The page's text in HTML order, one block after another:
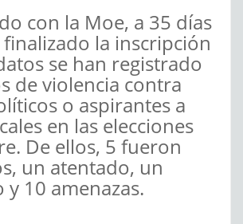
con la Moe, a 35 días
la inscripción
se han registrado
de violencia contra
o aspirantes a
en las elecciones
De ellos, 5 fueron
un atentado, un
y 10 amenazas.